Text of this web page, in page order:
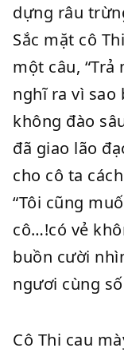
dựng râu
Sắc mặt cô
một câu, “Trả
nghĩ ra vì sao
không đào
đã giao lão
cho cô ta
“Tôi cũng
cô…!có vẻ
buồn cười
ngươi cùng
Cô Thi cau